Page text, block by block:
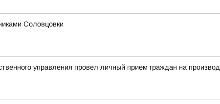
Соловцовки
управления провел личный прием граждан на